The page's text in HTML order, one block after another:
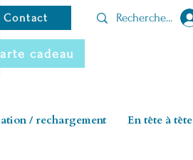
Contact
cadeau
/ rechargement En tête à tête